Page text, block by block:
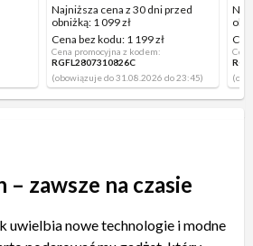
Najniższa cena z 30 dni przed
obniżką: 1 099 zł
Cena bez kodu: 1 199 zł
Cena promocyjna z kodem:
RGFL2807310826C
(obowiązuje do 31.08.2026 do 23:45)
zawsze na czasie
uwielbia nowe technologie i modne